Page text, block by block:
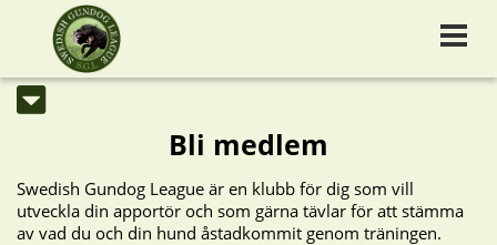
Bli medlem
Swedish Gundog League är en klubb för dig som vill
utveckla din apportör och som gärna tävlar för att stämma
av vad du och din hund åstadkommit genom träningen.